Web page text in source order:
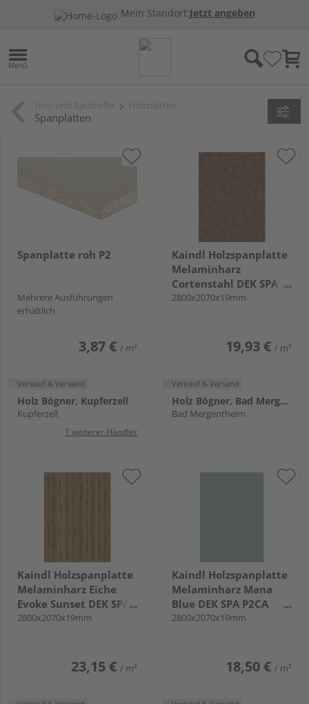
Mein Standort:Jetzt angeben
Spanplatten
Spanplatte roh P2
Mehrere Ausführungen
erhältlich
3,87 € / m²
Verkauf & Versand
Holz Bögner, Kupferzell
Kupferzell
1 weiterer Händler
Kaindl Holzspanplatte
Melaminharz
Cortenstahl DEK SPA
P2CA 45274 DC KL
2800x2070x19mm
19,93 € / m²
Verkauf & Versand
Holz Bögner, Bad Mergentheim
Bad Mergentheim
Kaindl Holzspanplatte
Melaminharz Eiche
Evoke Sunset DEK SPA
P2CA K5574 IR KL
2800x2070x19mm
23,15 € / m²
Kaindl Holzspanplatte
Melaminharz Mana
Blue DEK SPA P2CA
25719 NM KNL
2800x2070x19mm
18,50 € / m²